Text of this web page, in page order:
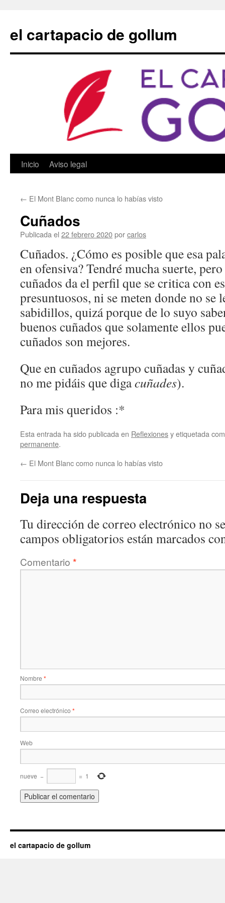
contenido
el cartapacio de gollum
Inicio Aviso legal
← El Mont Blanc como nunca lo habías visto
Cuñados
Publicada el 22 febrero 2020porcarlos
Cuñados. ¿Cómo es posible que esa
en ofensiva? Tendré mucha suerte,
cuñados da el perfil que se critica con
presuntuosos, ni se meten donde no se
sabidillos, quizá porque de lo suyo
buenos cuñados que solamente ellos
cuñados son mejores.
Que en cuñados agrupo cuñadas y
no me pidáis que digacuñades).
Para mis queridos :*
Esta entrada ha sido publicada en Reflexionesy etiquetada
permanente.
← El Mont Blanc como nunca lo habías visto
Deja una respuesta
Tu dirección de correo electrónico no
campos obligatorios están marcados
Comentario *
Nombre *
Correo electrónico *
Web
nueve − = 1
el cartapacio de gollum